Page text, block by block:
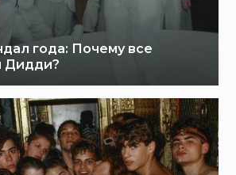
года: Почему все
Дидди?